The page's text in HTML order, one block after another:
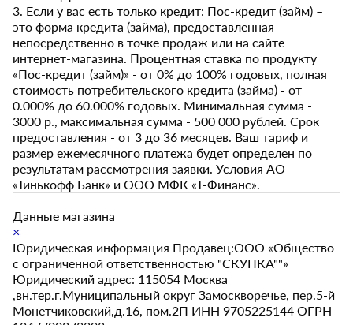
3. Если у вас есть только кредит: Пос-кредит (займ) –
это форма кредита (займа), предоставленная
непосредственно в точке продаж или на сайте
интернет-магазина. Процентная ставка по продукту
«Пос-кредит (займ)» - от 0% до 100% годовых, полная
стоимость потребительского кредита (займа) - от
0.000% до 60.000% годовых. Минимальная сумма -
3000 р., максимальная сумма - 500 000 рублей. Срок
предоставления - от 3 до 36 месяцев. Ваш тариф и
размер ежемесячного платежа будет определен по
результатам рассмотрения заявки. Условия АО
«Тинькофф Банк» и ООО МФК «Т-Финанс».
Данные магазина
×
Юридическая информация Продавец:ООО «Общество
с ограниченной ответственностью "СКУПКА""»
Юридический адрес: 115054 Москва
,вн.тер.г.Муниципальный округ Замоскворечье, пер.5-й
Монетчиковский,д.16, пом.2П ИНН 9705225144 ОГРН